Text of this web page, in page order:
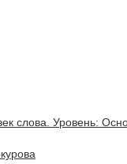
слова. Уровень: